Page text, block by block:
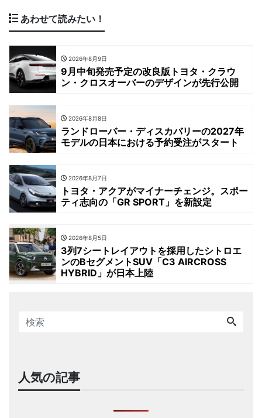
あわせて読みたい！
2026年8月9日
9月中旬発売予定の改良版トヨタ・クラウ
ン・クロスオーバーのデザインが先行公開
2026年8月8日
ランドローバー・ディスカバリーの2027年
モデルの日本における予約受注がスタート
2026年8月7日
トヨタ・アクアがマイナーチェンジ。スポー
ティ志向の「GR SPORT」を新設定
2026年8月5日
3列7シートレイアウトを採用したシトロエ
ンのBセグメントSUV「C3 AIRCROSS
HYBRID」が日本上陸
人気の記事